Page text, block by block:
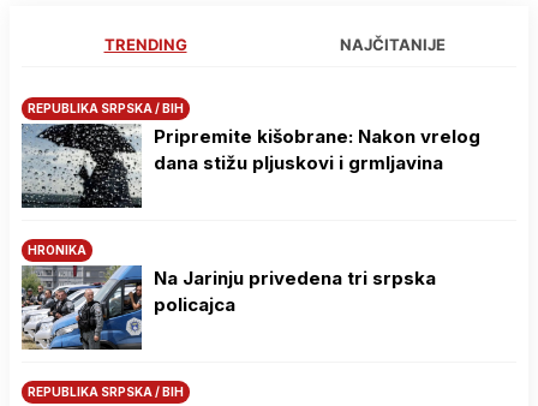
TRENDING NAJČITANIJE
REPUBLIKA SRPSKA / BIH
Pripremite kišobrane: Nakon vrelog
dana stižu pljuskovi i grmljavina
HRONIKA
Na Јarinju privedena tri srpska
policajca
REPUBLIKA SRPSKA / BIH